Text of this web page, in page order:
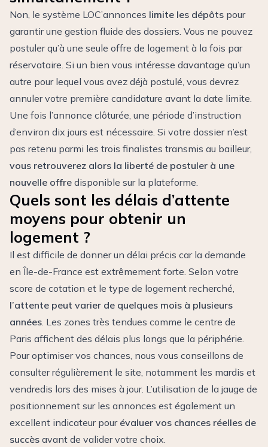
Non, le système LOC’annonces limite les dépôts pour
garantir une gestion fluide des dossiers. Vous ne pouvez
postuler qu’à une seule offre de logement à la fois par
réservataire. Si un bien vous intéresse davantage qu’un
autre pour lequel vous avez déjà postulé, vous devrez
annuler votre première candidature avant la date limite.
Une fois l’annonce clôturée, une période d’instruction
d’environ dix jours est nécessaire. Si votre dossier n’est
pas retenu parmi les trois finalistes transmis au bailleur,
vous retrouverez alors la liberté de postuler à une
nouvelle offre disponible sur la plateforme.
Quels sont les délais d’attente
moyens pour obtenir un
logement ?
Il est difficile de donner un délai précis car la demande
en Île-de-France est extrêmement forte. Selon votre
score de cotation et le type de logement recherché,
l’attente peut varier de quelques mois à plusieurs
années. Les zones très tendues comme le centre de
Paris affichent des délais plus longs que la périphérie.
Pour optimiser vos chances, nous vous conseillons de
consulter régulièrement le site, notamment les mardis et
vendredis lors des mises à jour. L’utilisation de la jauge de
positionnement sur les annonces est également un
excellent indicateur pour évaluer vos chances réelles de
succès avant de valider votre choix.